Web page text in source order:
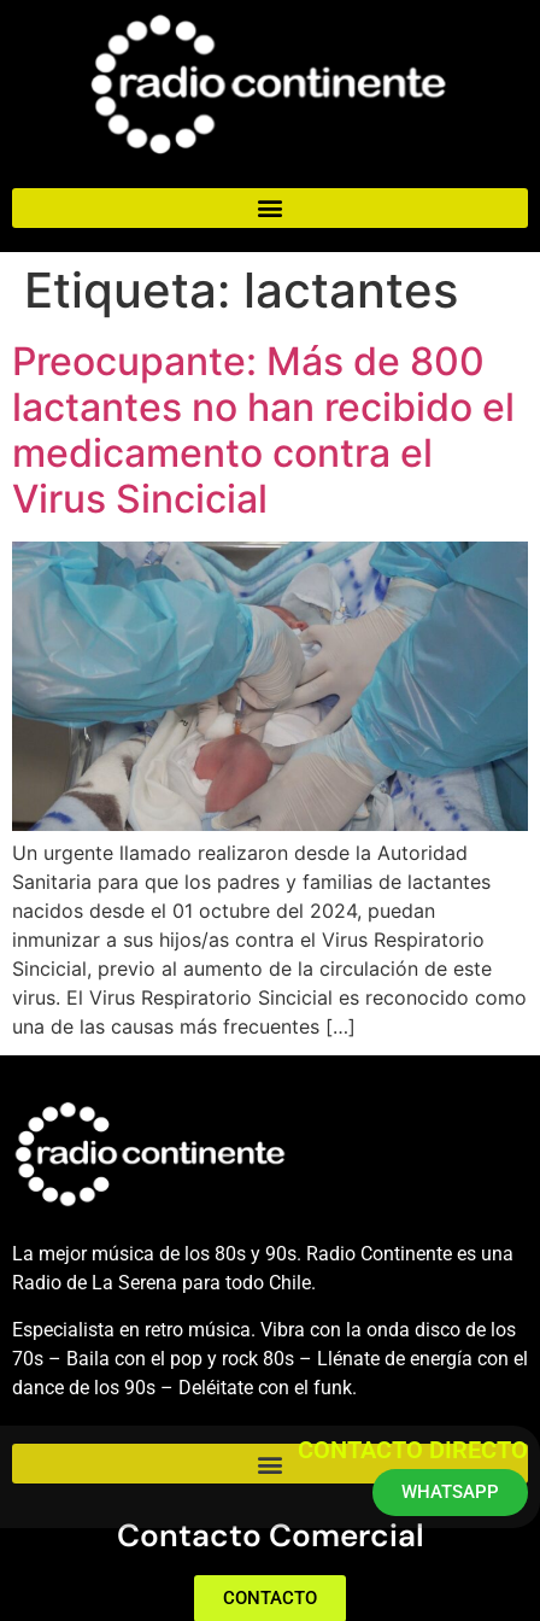
Etiqueta: lactantes
Preocupante: Más de 800
lactantes no han recibido el
medicamento contra el
Virus Sincicial
Un urgente llamado realizaron desde la Autoridad
Sanitaria para que los padres y familias de lactantes
nacidos desde el 01 octubre del 2024, puedan
inmunizar a sus hijos/as contra el Virus Respiratorio
Sincicial, previo al aumento de la circulación de este
virus. El Virus Respiratorio Sincicial es reconocido como
una de las causas más frecuentes […]
La mejor música de los 80s y 90s. Radio Continente es una
Radio de La Serena para todo Chile.
Especialista en retro música. Vibra con la onda disco de los
70s – Baila con el pop y rock 80s – Llénate de energía con el
dance de los 90s – Deléitate con el funk.
Contacto Comercial
CONTACTO
CONTACTO DIRECTO
WHATSAPP